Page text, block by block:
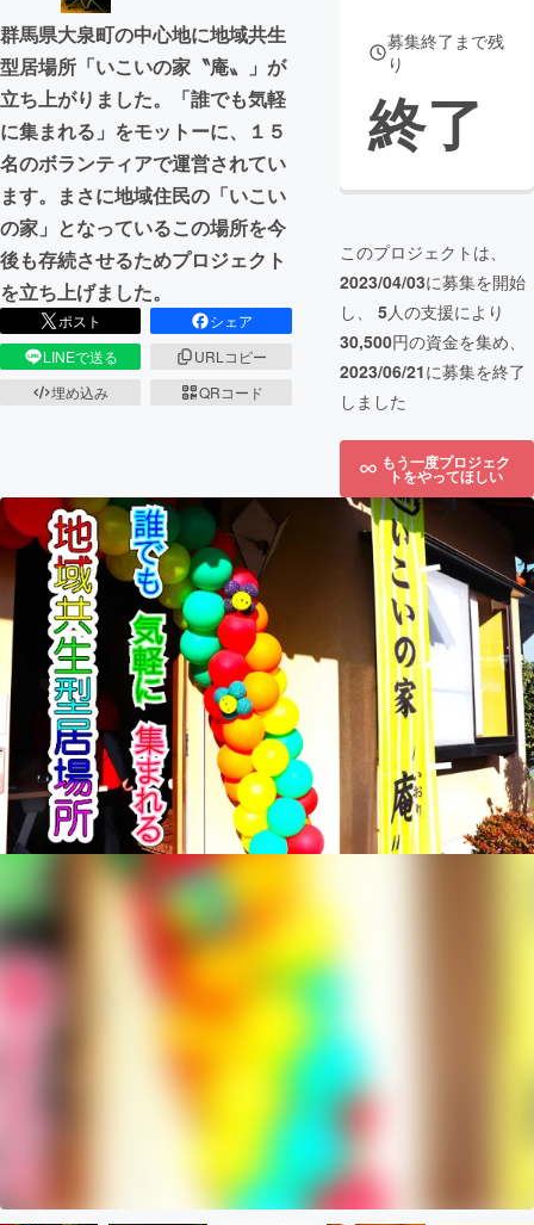
群馬県大泉町の中心地に地域共生
型居場所「いこいの家〝庵〟」が
立ち上がりました。「誰でも気軽
に集まれる」をモットーに、１５
名のボランティアで運営されてい
ます。まさに地域住民の「いこい
の家」となっているこの場所を今
後も存続させるためプロジェクト
を立ち上げました。
ポスト
シェア
LINEで送る
URLコピー
埋め込み
QRコード
募集終了まで残
り
終了
このプロジェクトは、
2023/04/03に募集を開始
し、 5人の支援により
30,500円の資金を集め、
2023/06/21に募集を終了
しました
もう一度プロジェク
トをやってほしい